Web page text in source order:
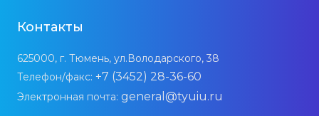
Контакты
625000, г. Тюмень, ул.Володарского, 38
Телефон/факс: +7 (3452) 28-36-60
Электронная почта: general@tyuiu.ru